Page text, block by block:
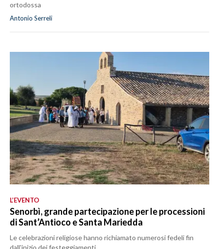
ortodossa
Antonio Serreli
L’EVENTO
Senorbì, grande partecipazione per le processioni
di Sant’Antioco e Santa Mariedda
Le celebrazioni religiose hanno richiamato numerosi fedeli fin